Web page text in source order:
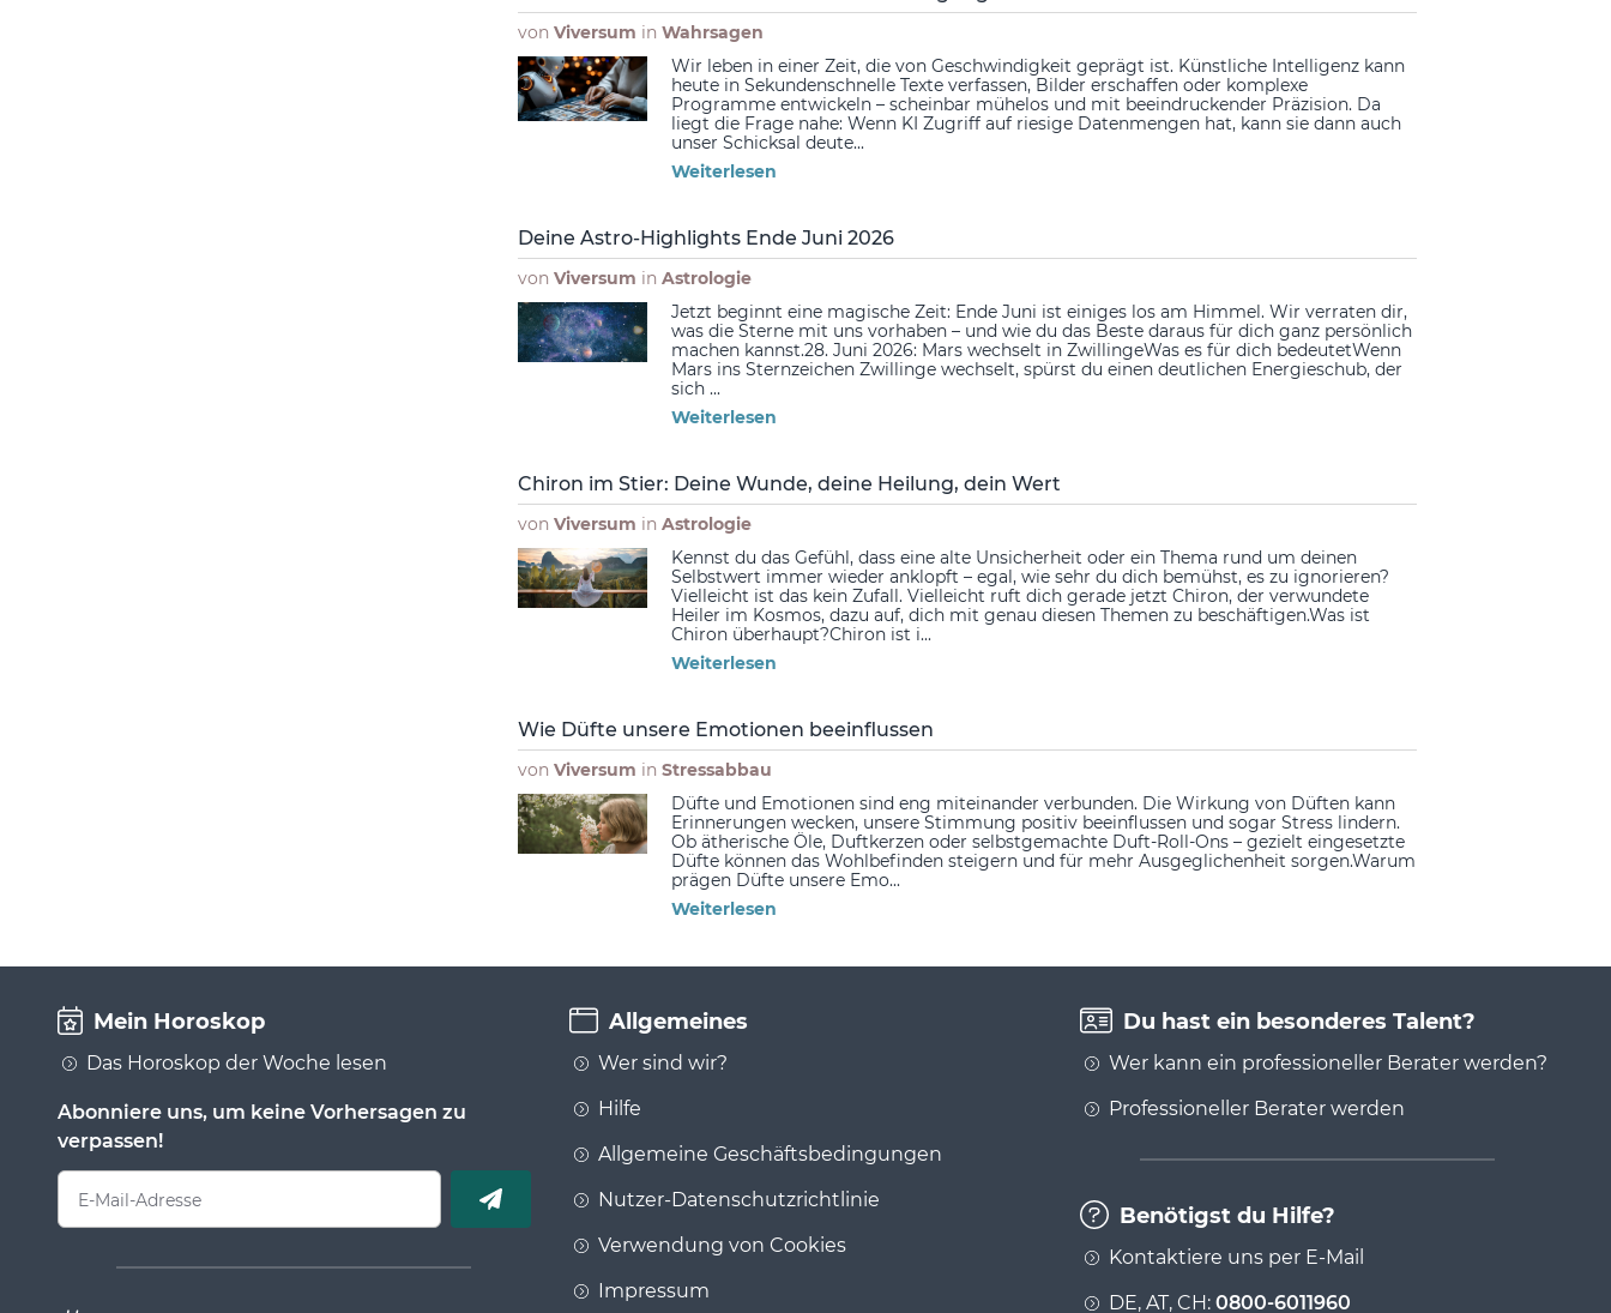
von Viversum in Wahrsagen
Wir leben in einer Zeit, die von Geschwindigkeit geprägt ist. Künstliche Intelligenz kann
heute in Sekundenschnelle Texte verfassen, Bilder erschaffen oder komplexe
Programme entwickeln – scheinbar mühelos und mit beeindruckender Präzision. Da
liegt die Frage nahe: Wenn KI Zugriff auf riesige Datenmengen hat, kann sie dann auch
unser Schicksal deute...
Weiterlesen
Deine Astro-Highlights Ende Juni 2026
von Viversum in Astrologie
Jetzt beginnt eine magische Zeit: Ende Juni ist einiges los am Himmel. Wir verraten dir,
was die Sterne mit uns vorhaben – und wie du das Beste daraus für dich ganz persönlich
machen kannst.28. Juni 2026: Mars wechselt in ZwillingeWas es für dich bedeutetWenn
Mars ins Sternzeichen Zwillinge wechselt, spürst du einen deutlichen Energieschub, der
sich ...
Weiterlesen
Chiron im Stier: Deine Wunde, deine Heilung, dein Wert
von Viversum in Astrologie
Kennst du das Gefühl, dass eine alte Unsicherheit oder ein Thema rund um deinen
Selbstwert immer wieder anklopft – egal, wie sehr du dich bemühst, es zu ignorieren?
Vielleicht ist das kein Zufall. Vielleicht ruft dich gerade jetzt Chiron, der verwundete
Heiler im Kosmos, dazu auf, dich mit genau diesen Themen zu beschäftigen.Was ist
Chiron überhaupt?Chiron ist i...
Weiterlesen
Wie Düfte unsere Emotionen beeinflussen
von Viversum in Stressabbau
Düfte und Emotionen sind eng miteinander verbunden. Die Wirkung von Düften kann
Erinnerungen wecken, unsere Stimmung positiv beeinflussen und sogar Stress lindern.
Ob ätherische Öle, Duftkerzen oder selbstgemachte Duft-Roll-Ons – gezielt eingesetzte
Düfte können das Wohlbefinden steigern und für mehr Ausgeglichenheit sorgen.Warum
prägen Düfte unsere Emo...
Weiterlesen
Mein Horoskop
Das Horoskop der Woche lesen
Abonniere uns, um keine Vorhersagen zu
verpassen!
E-Mail-Adresse
Allgemeines
Wer sind wir?
Hilfe
Allgemeine Geschäftsbedingungen
Nutzer-Datenschutzrichtlinie
Verwendung von Cookies
Impressum
Du hast ein besonderes Talent?
Wer kann ein professioneller Berater werden?
Professioneller Berater werden
Benötigst du Hilfe?
Kontaktiere uns per E-Mail
DE, AT, CH:0800-6011960